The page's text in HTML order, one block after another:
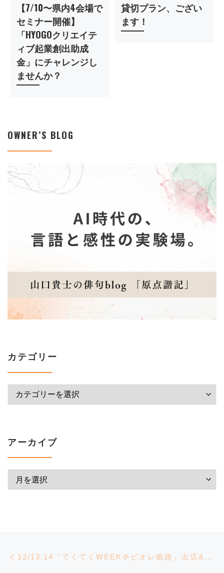
【7/10〜県内4会場で
セミナー開催】
「HYOGOクリエイテ
ィブ起業創出助成
金」にチャレンジし
ませんか？
貸切プラン、ござい
ます！
OWNER’S BLOG
カテゴリー
カテゴリー
アーカイブ
アーカイブ
投稿ナビゲーション 12/13.14「てくてくWEEK＠ピオレ姫路」出店&トークライブ！